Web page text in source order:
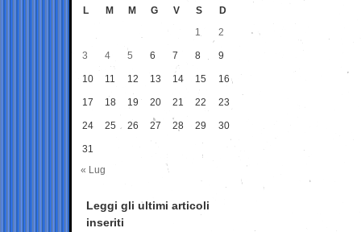
L M M G V S
D
1
2
3 4 5 6 7 8 9
10 11 12 13 14 15 16
17 18 19 20 21 22 23
24 25 26 27 28 29 30
31
« Lug
Leggi gli ultimi articoli
inseriti